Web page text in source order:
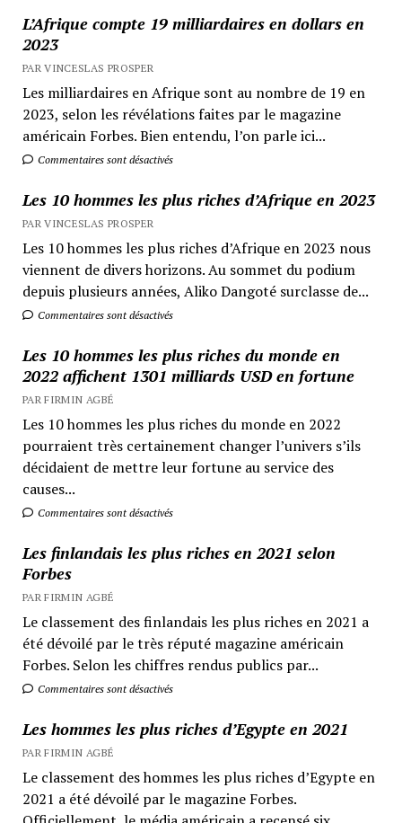
L’Afrique compte 19 milliardaires en dollars en
2023
PAR VINCESLAS PROSPER
Les milliardaires en Afrique sont au nombre de 19 en
2023, selon les révélations faites par le magazine
américain Forbes. Bien entendu, l’on parle ici...
Commentaires sont désactivés
Les 10 hommes les plus riches d’Afrique en 2023
PAR VINCESLAS PROSPER
Les 10 hommes les plus riches d’Afrique en 2023 nous
viennent de divers horizons. Au sommet du podium
depuis plusieurs années, Aliko Dangoté surclasse de...
Commentaires sont désactivés
Les 10 hommes les plus riches du monde en
2022 affichent 1301 milliards USD en fortune
PAR FIRMIN AGBÉ
Les 10 hommes les plus riches du monde en 2022
pourraient très certainement changer l’univers s’ils
décidaient de mettre leur fortune au service des
causes...
Commentaires sont désactivés
Les finlandais les plus riches en 2021 selon
Forbes
PAR FIRMIN AGBÉ
Le classement des finlandais les plus riches en 2021 a
été dévoilé par le très réputé magazine américain
Forbes. Selon les chiffres rendus publics par...
Commentaires sont désactivés
Les hommes les plus riches d’Egypte en 2021
PAR FIRMIN AGBÉ
Le classement des hommes les plus riches d’Egypte en
2021 a été dévoilé par le magazine Forbes.